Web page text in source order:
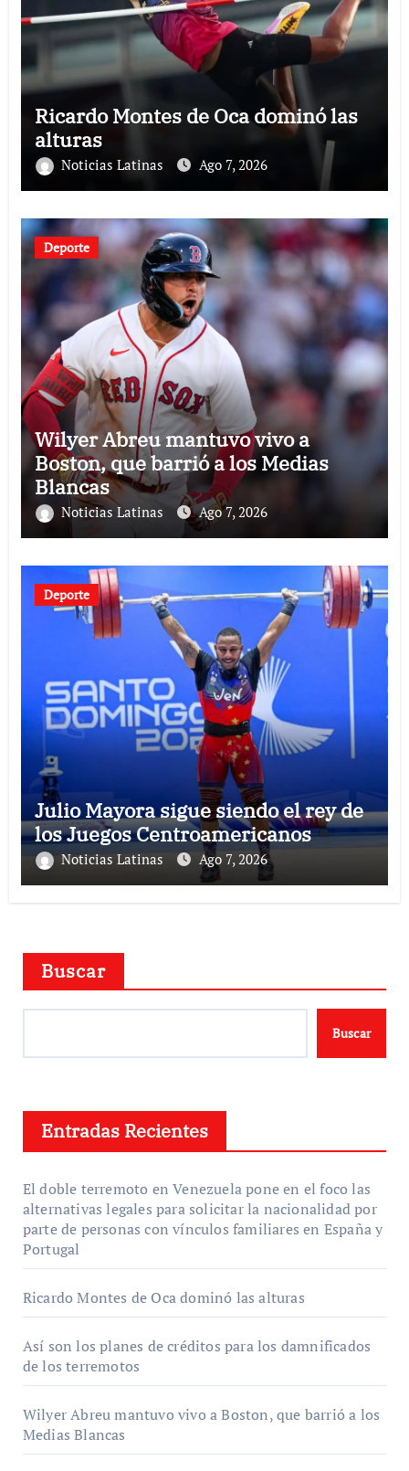
Ricardo Montes de Oca dominó las
alturas
Noticias Latinas Ago 7, 2026
Deporte
Wilyer Abreu mantuvo vivo a
Boston, que barrió a los Medias
Blancas
Noticias Latinas Ago 7, 2026
Deporte
Julio Mayora sigue siendo el rey de
los Juegos Centroamericanos
Noticias Latinas Ago 7, 2026
Buscar
Buscar
Entradas Recientes
El doble terremoto en Venezuela pone en el foco las
alternativas legales para solicitar la nacionalidad por
parte de personas con vínculos familiares en España y
Portugal
Ricardo Montes de Oca dominó las alturas
Así son los planes de créditos para los damnificados
de los terremotos
Wilyer Abreu mantuvo vivo a Boston, que barrió a los
Medias Blancas